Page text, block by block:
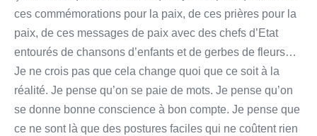
ces commémorations pour la paix, de ces prières pour la
paix, de ces messages de paix avec des chefs d’Etat
entourés de chansons d’enfants et de gerbes de fleurs…
Je ne crois pas que cela change quoi que ce soit à la
réalité. Je pense qu’on se paie de mots. Je pense qu’on
se donne bonne conscience à bon compte. Je pense que
ce ne sont là que des postures faciles qui ne coûtent rien